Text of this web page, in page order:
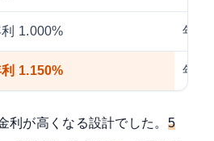
1.000% 年利
1.150% 年利
利が高くなる設計でした。 5